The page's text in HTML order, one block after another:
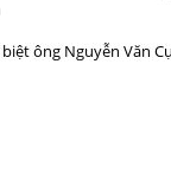
ông Nguyễn Văn